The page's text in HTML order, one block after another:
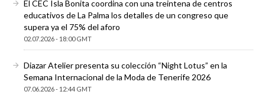
El CEC Isla Bonita coordina con una treintena de centros
educativos de La Palma los detalles de un congreso que
supera ya el 75% del aforo
02.07.2026 - 18:00 GMT
Diazar Atelier presenta su colección “Night Lotus” en la
Semana Internacional de la Moda de Tenerife 2026
07.06.2026 - 12:44 GMT